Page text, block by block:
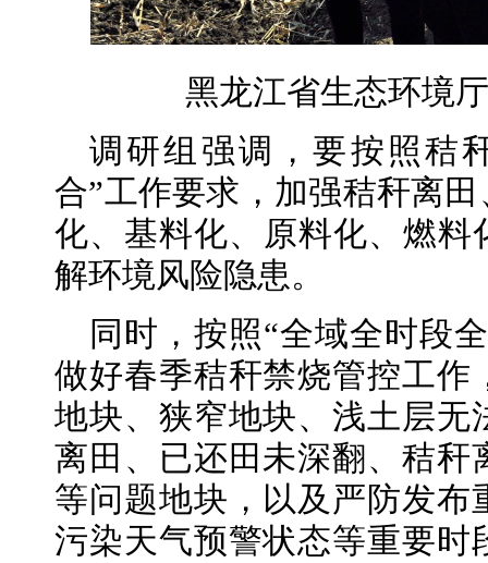
黑龙江省生态环境
调研组强调，要按照秸
合”工作要求，加强秸秆离
化、基料化、原料化、燃料
解环境风险隐患。
同时，按照“全域全时段
做好春季秸秆禁烧管控工作
地块、狭窄地块、浅土层无
离田、已还田未深翻、秸秆
等问题地块，以及严防发
污染天气预警状态等重要时